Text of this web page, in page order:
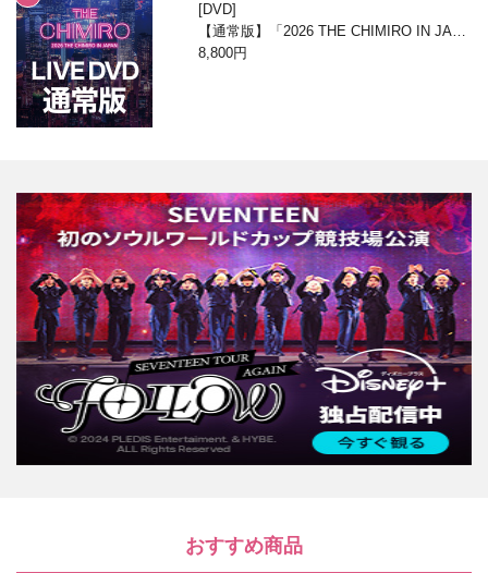
DVD
【通常版】「2026 THE CHIMIRO IN JAPA
N」DVD
8,800円
おすすめ商品